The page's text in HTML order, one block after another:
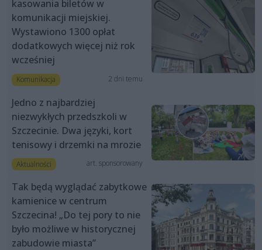
kasowania biletów w
komunikacji miejskiej.
Wystawiono 1300 opłat
dodatkowych więcej niż rok
wcześniej
Komunikacja 2 dni temu
Jedno z najbardziej
niezwykłych przedszkoli w
Szczecinie. Dwa języki, kort
tenisowy i drzemki na mrozie
Aktualności art. sponsorowany
Tak będą wyglądać zabytkowe
kamienice w centrum
Szczecina! „Do tej pory to nie
było możliwe w historycznej
zabudowie miasta”